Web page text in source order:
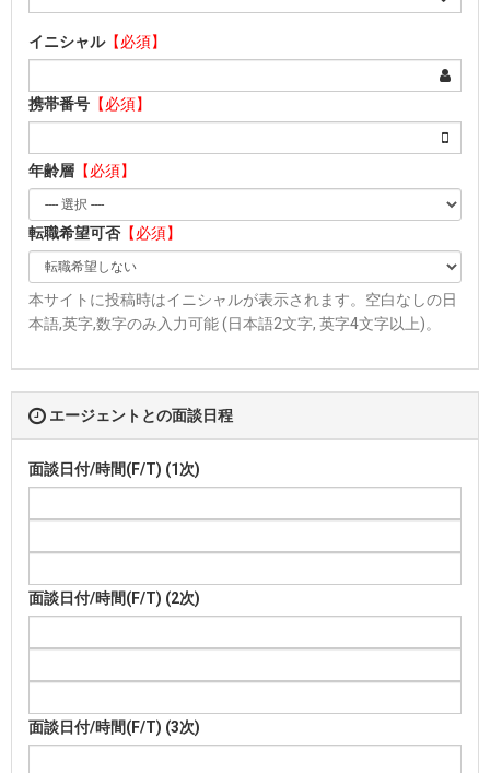
イニシャル【必須】
携帯番号 【必須】
年齢層 【必須】
転職希望可否【必須】
本サイトに投稿時はイニシャルが表示されます。空白なしの日
本語,英字,数字のみ入力可能 (日本語2文字, 英字4文字以上)。
エージェントとの面談日程
面談日付/時間(F/T) (1次)
面談日付/時間(F/T) (2次)
面談日付/時間(F/T) (3次)